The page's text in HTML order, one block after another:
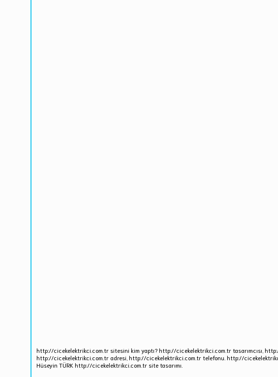
http://cicekelektrikci.com.tr sitesini kim yaptı? http://cicekelektrikci.com.tr tasarımcısı,
http://cicekelektrikci.com.tr adresi, http://cicekelektrikci.com.tr telefonu. http://
Hüseyin TÜRK http://cicekelektrikci.com.tr site tasarımı.